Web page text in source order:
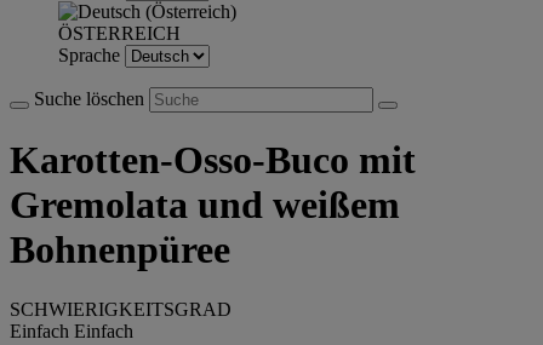
ÖSTERREICH
Sprache
Suche löschen
Karotten-Osso-Buco mit
Gremolata und weißem
Bohnenpüree
SCHWIERIGKEITSGRAD
Einfach Einfach